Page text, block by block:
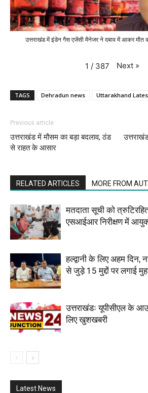
उत्तराखंड में इंडेन गैस एजेंसी मैनेजर ने दबाव में आकर मौत
1 / 387 Next »
TAGS Dehradun news Uttarakhand
Previous article
उत्तराखंड में मौसम का बड़ा बदलाव, ठंड
से राहत के आसार
RELATED ARTICLES MORE FROM
मतदाता सूची को
एसआईआर निरीक्षण में
हल्द्वानी के लिए अहम दिन,
से जुड़े 15 मुद्दों पर लगाई
उत्तराखंडः यूपीसीएल के
लिए खुशखबरी
Latest News